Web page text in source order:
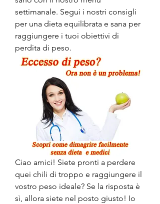
settimanale. Segui i nostri consigli
per una dieta equilibrata e sana per
raggiungere i tuoi obiettivi di
perdita di peso.
Ciao amici! Siete pronti a perdere
quei chili di troppo e raggiungere il
vostro peso ideale? Se la risposta è
sì, allora siete nel posto giusto! Io